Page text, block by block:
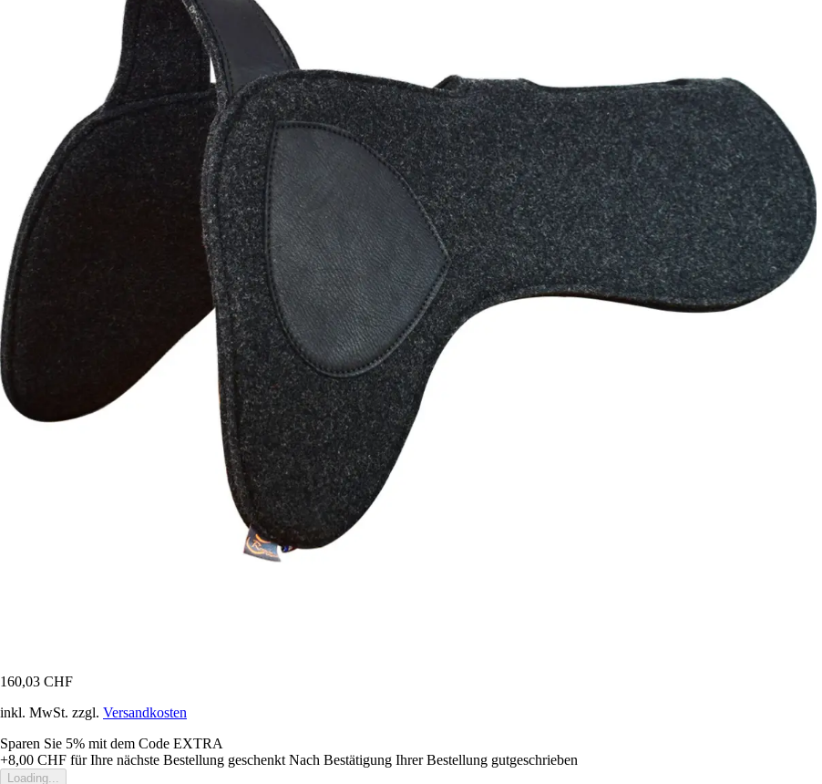
160,03 CHF
inkl. MwSt. zzgl. Versandkosten
Sparen Sie 5% mit dem Code EXTRA
+8,00 CHF für Ihre nächste Bestellung geschenkt Nach Bestätigung Ihrer Bestellung gutgeschrieben
Loading...